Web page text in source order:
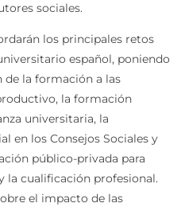
sociales.
los principales retos
español, poniendo
de la formación a las
la formación
universitaria, la
en los Consejos Sociales y
público-privada para
la cualificación profesional.
el impacto de las